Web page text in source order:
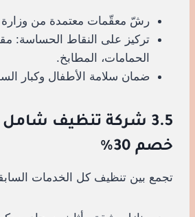
رشّ معقّمات معتمدة من
تركيز على النقاط الحساسة:
الحمامات، المطابخ.
ضمان سلامة الأطفال وكبار
3.5 شركة تنظيف شامل
خصم 30%
تجمع بين تنظيف كل الخدمات